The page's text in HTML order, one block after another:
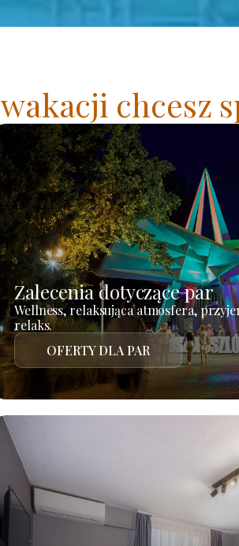
chcesz
Zalecenia dotyczące par
Wellness, relaksująca atmosfera,
relaks.
OFERTY DLA PAR